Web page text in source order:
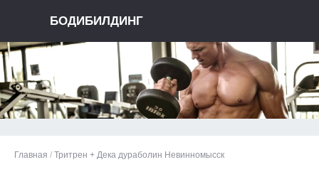
БОДИБИЛДИНГ
Главная / Тритрен + Дека дураболин Невинномысск